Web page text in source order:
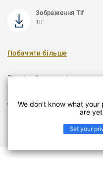
Зображення Tif
TIF
Побачити більше
Відвідайте розділ з
завантажити інструкції
для колекції Recharge
ПЕРЕЙТИ У РОЗДІЛ
We don't know what your
are
Set your